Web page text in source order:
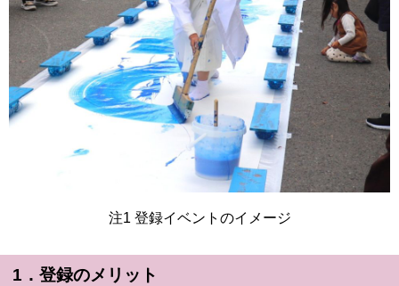
注1 登録イベントのイメージ
1．登録のメリット